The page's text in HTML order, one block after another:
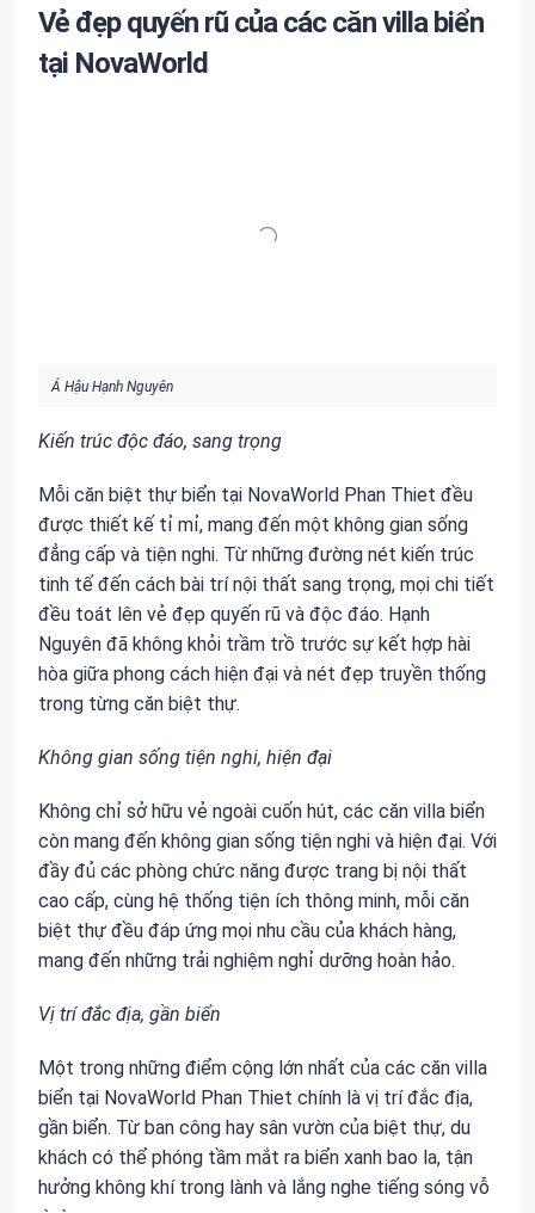
Vẻ đẹp quyến rũ của các căn villa biển
tại NovaWorld
Á Hậu Hạnh Nguyên
Kiến trúc độc đáo, sang trọng
Mỗi căn biệt thự biển tại NovaWorld Phan Thiet đều
được thiết kế tỉ mỉ, mang đến một không gian sống
đẳng cấp và tiện nghi. Từ những đường nét kiến trúc
tinh tế đến cách bài trí nội thất sang trọng, mọi chi tiết
đều toát lên vẻ đẹp quyến rũ và độc đáo. Hạnh
Nguyên đã không khỏi trầm trồ trước sự kết hợp hài
hòa giữa phong cách hiện đại và nét đẹp truyền thống
trong từng căn biệt thự.
Không gian sống tiện nghi, hiện đại
Không chỉ sở hữu vẻ ngoài cuốn hút, các căn villa biển
còn mang đến không gian sống tiện nghi và hiện đại. Với
đầy đủ các phòng chức năng được trang bị nội thất
cao cấp, cùng hệ thống tiện ích thông minh, mỗi căn
biệt thự đều đáp ứng mọi nhu cầu của khách hàng,
mang đến những trải nghiệm nghỉ dưỡng hoàn hảo.
Vị trí đắc địa, gần biển
Một trong những điểm cộng lớn nhất của các căn villa
biển tại NovaWorld Phan Thiet chính là vị trí đắc địa,
gần biển. Từ ban công hay sân vườn của biệt thự, du
khách có thể phóng tầm mắt ra biển xanh bao la, tận
hưởng không khí trong lành và lắng nghe tiếng sóng vỗ